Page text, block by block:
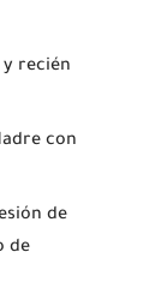
recién
con
de
de